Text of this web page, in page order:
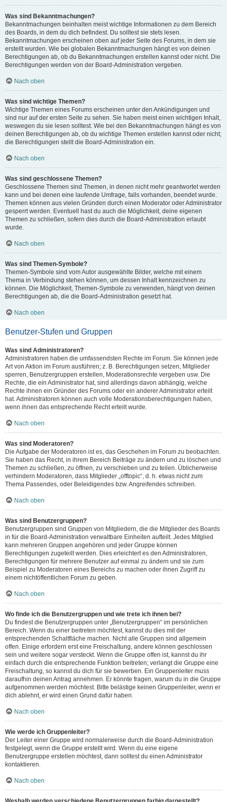
Was sind Bekanntmachungen?
Bekanntmachungen beinhalten meist wichtige Informationen zu dem Bereich
des Boards, in dem du dich befindest. Du solltest sie stets lesen.
Bekanntmachungen erscheinen oben auf jeder Seite des Forums, in dem sie
erstellt wurden. Wie bei globalen Bekanntmachungen hängt es von deinen
Berechtigungen ab, ob du Bekanntmachungen erstellen kannst oder nicht. Die
Berechtigungen werden von der Board-Administration vergeben.
Nach oben
Was sind wichtige Themen?
Wichtige Themen eines Forums erscheinen unter den Ankündigungen und
sind nur auf der ersten Seite zu sehen. Sie haben meist einen wichtigen Inhalt,
weswegen du sie lesen solltest. Wie bei den Bekanntmachungen hängt es von
deinen Berechtigungen ab, ob du wichtige Themen erstellen kannst oder nicht;
die Berechtigungen stellt die Board-Administration ein.
Nach oben
Was sind geschlossene Themen?
Geschlossene Themen sind Themen, in denen nicht mehr geantwortet werden
kann und bei denen eine laufende Umfrage, falls vorhanden, beendet wurde.
Themen können aus vielen Gründen durch einen Moderator oder Administrator
gesperrt werden. Eventuell hast du auch die Möglichkeit, deine eigenen
Themen zu schließen, sofern dies durch die Board-Administration erlaubt
wurde.
Nach oben
Was sind Themen-Symbole?
Themen-Symbole sind vom Autor ausgewählte Bilder, welche mit einem
Thema in Verbindung stehen können, um dessen Inhalt kennzeichnen zu
können. Die Möglichkeit, Themen-Symbole zu verwenden, hängt von deinen
Berechtigungen ab, die die Board-Administration gesetzt hat.
Nach oben
Benutzer-Stufen und Gruppen
Was sind Administratoren?
Administratoren haben die umfassendsten Rechte im Forum. Sie können jede
Art von Aktion im Forum ausführen; z. B. Berechtigungen setzen, Mitglieder
sperren, Benutzergruppen erstellen, Moderationsrechte vergeben usw. Die
Rechte, die ein Administrator hat, sind allerdings davon abhängig, welche
Rechte ihnen ein Gründer des Forums oder ein anderer Administrator erteilt
hat. Administratoren können auch volle Moderationsberechtigungen haben,
wenn ihnen das entsprechende Recht erteilt wurde.
Nach oben
Was sind Moderatoren?
Die Aufgabe der Moderatoren ist es, das Geschehen im Forum zu beobachten.
Sie haben das Recht, in ihrem Bereich Beiträge zu ändern und zu löschen und
Themen zu schließen, zu öffnen, zu verschieben und zu teilen. Üblicherweise
verhindern Moderatoren, dass Mitglieder „offtopic“, d. h. etwas nicht zum
Thema Passendes, oder Beleidigendes bzw. Angreifendes schreiben.
Nach oben
Was sind Benutzergruppen?
Benutzergruppen sind Gruppen von Mitgliedern, die die Mitglieder des Boards
in für die Board-Administration verwaltbare Einheiten aufteilt. Jedes Mitglied
kann mehreren Gruppen angehören und jeder Gruppe können
Berechtigungen zugeteilt werden. Dies erleichtert es den Administratoren,
Berechtigungen für mehrere Benutzer auf einmal zu ändern und sie zum
Beispiel zu Moderatoren eines Bereichs zu machen oder ihnen Zugriff zu
einem nichtöffentlichen Forum zu geben.
Nach oben
Wo finde ich die Benutzergruppen und wie trete ich ihnen bei?
Du findest die Benutzergruppen unter „Benutzergruppen“ im persönlichen
Bereich. Wenn du einer beitreten möchtest, kannst du dies mit der
entsprechenden Schaltfläche machen. Nicht alle Gruppen sind allgemein
offen. Einige erfordern erst eine Freischaltung, andere können geschlossen
sein und weitere sogar versteckt. Wenn die Gruppe offen ist, kannst du ihr
einfach durch die entsprechende Funktion beitreten; verlangt die Gruppe eine
Freischaltung, so kannst du dich für sie bewerben. Ein Gruppenleiter muss
daraufhin deinen Antrag annehmen. Er könnte fragen, warum du in die Gruppe
aufgenommen werden möchtest. Bitte belästige keinen Gruppenleiter, wenn er
dich ablehnt, er wird einen Grund dafür haben.
Nach oben
Wie werde ich Gruppenleiter?
Der Leiter einer Gruppe wird normalerweise durch die Board-Administration
festgelegt, wenn die Gruppe erstellt wird. Wenn du eine eigene
Benutzergruppe erstellen möchtest, dann solltest du einen Administrator
kontaktieren.
Nach oben